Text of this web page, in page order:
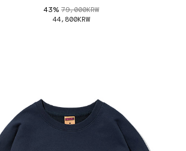
43% 79,000KRW
44,800KRW